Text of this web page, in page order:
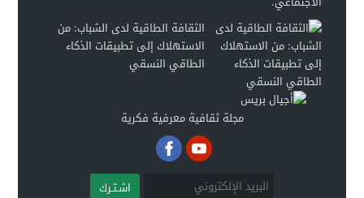
الثقافة الطاقية لدى الشباب: من
الاستهلاك إلى تطبيقات الذكاء
الطاقي النسقي
مجلة ثقافية معرفية فكرية
اشـتـرك